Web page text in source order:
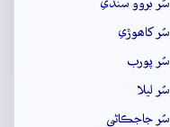
سُر بروو سنڌي
سُر کاھوڙي
سُر پورب
سُر ليلا
سُر جاجڪاڻي